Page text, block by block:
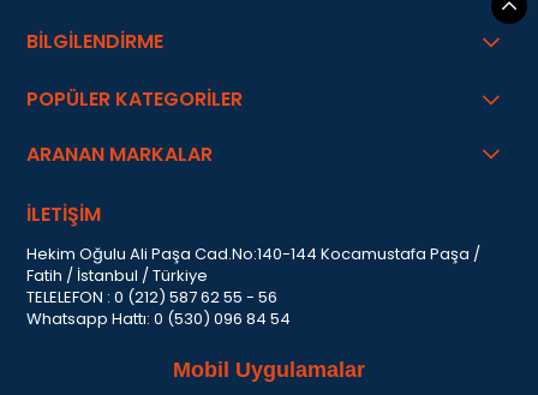
BİLGİLENDİRME
POPÜLER KATEGORİLER
ARANAN MARKALAR
İLETİŞİM
Hekim Oğulu Ali Paşa Cad.No:140-144 Kocamustafa Paşa /
Fatih / İstanbul / Türkiye
TELELEFON : 0 (212) 587 62 55 - 56
Whatsapp Hattı: 0 (530) 096 84 54
Mobil Uygulamalar